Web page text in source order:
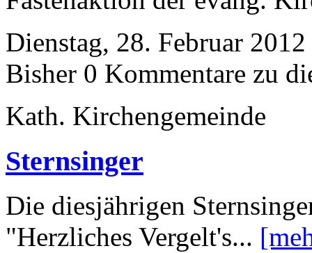
Dienstag, 28. Februar
Bisher 0 Kommentare zu
Kath. Kirchengemeinde
Sternsinger
Die diesjährigen
"Herzliches Vergelt's...